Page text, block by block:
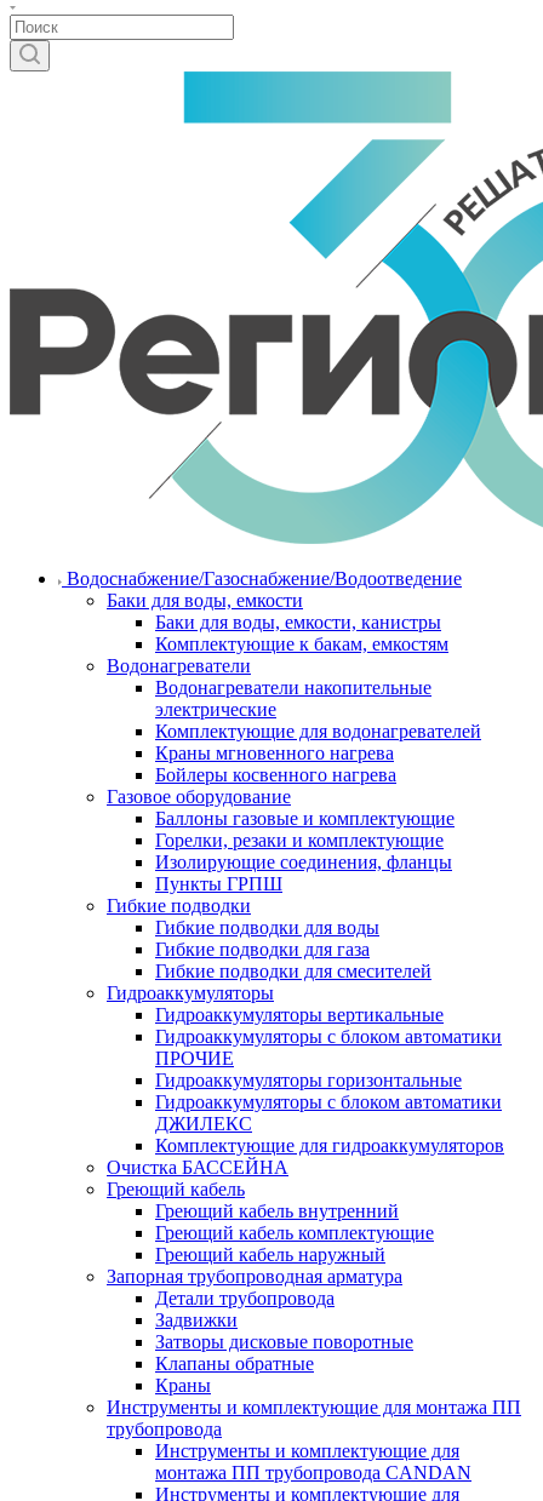
Водоснабжение/Газоснабжение/Водоотведение
Баки для воды, емкости
Баки для воды, емкости, канистры
Комплектующие к бакам, емкостям
Водонагреватели
Водонагреватели накопительные
электрические
Комплектующие для водонагревателей
Краны мгновенного нагрева
Бойлеры косвенного нагрева
Газовое оборудование
Баллоны газовые и комплектующие
Горелки, резаки и комплектующие
Изолирующие соединения, фланцы
Пункты ГРПШ
Гибкие подводки
Гибкие подводки для воды
Гибкие подводки для газа
Гибкие подводки для смесителей
Гидроаккумуляторы
Гидроаккумуляторы вертикальные
Гидроаккумуляторы с блоком автоматики
ПРОЧИЕ
Гидроаккумуляторы горизонтальные
Гидроаккумуляторы с блоком автоматики
ДЖИЛЕКС
Комплектующие для гидроаккумуляторов
Очистка БАССЕЙНА
Греющий кабель
Греющий кабель внутренний
Греющий кабель комплектующие
Греющий кабель наружный
Запорная трубопроводная арматура
Детали трубопровода
Задвижки
Затворы дисковые поворотные
Клапаны обратные
Краны
Инструменты и комплектующие для монтажа ПП
трубопровода
Инструменты и комплектующие для
монтажа ПП трубопровода CANDAN
Инструменты и комплектующие для